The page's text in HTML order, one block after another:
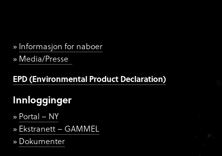
Informasjon for naboer
Media/Presse
EPD (Environmental Product Declaration)
Innlogginger
Portal – NY
Ekstranett – GAMMEL
Dokumenter